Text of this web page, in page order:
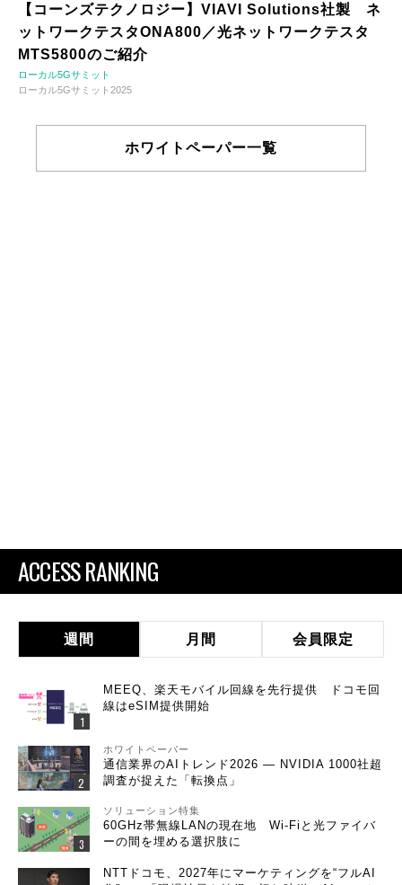
【コーンズテクノロジー】VIAVI Solutions社製 ネ
ットワークテスタONA800／光ネットワークテスタ
MTS5800のご紹介
ローカル5Gサミット
ローカル5Gサミット2025
ホワイトペーパー一覧
ACCESS RANKING
週間 月間 会員限定
MEEQ、楽天モバイル回線を先行提供 ドコモ回
線はeSIM提供開始
ホワイトペーパー
通信業界のAIトレンド2026 ― NVIDIA 1000社超
調査が捉えた「転換点」
ソリューション特集
60GHz帯無線LANの現在地 Wi-Fiと光ファイバ
ーの間を埋める選択肢に
NTTドコモ、2027年にマーケティングを“フルAI